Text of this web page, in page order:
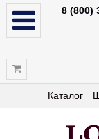
8 (800)
Каталог